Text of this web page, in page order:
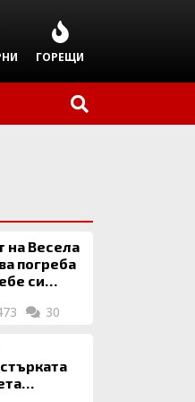
ГОРЕЩИ
на Весела
погреба
си
30